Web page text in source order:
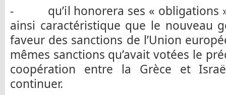
- qu’il honorera ses « obligations »
ainsi caractéristique que le nouveau
faveur des sanctions de l’Union
mêmes sanctions qu’avait votées le
coopération entre la Grèce et
continuer.